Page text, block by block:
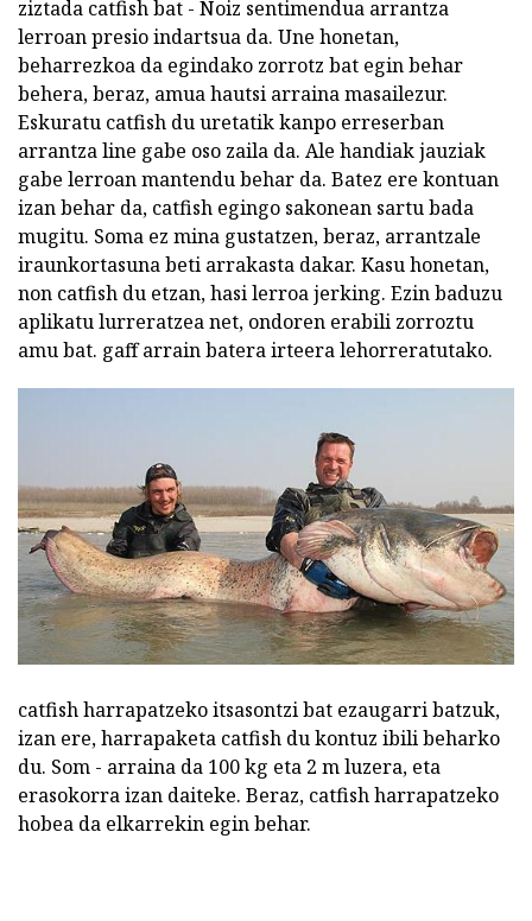
ziztada catfish bat - Noiz sentimendua arrantza
lerroan presio indartsua da. Une honetan,
beharrezkoa da egindako zorrotz bat egin behar
behera, beraz, amua hautsi arraina masailezur.
Eskuratu catfish du uretatik kanpo erreserban
arrantza line gabe oso zaila da. Ale handiak jauziak
gabe lerroan mantendu behar da. Batez ere kontuan
izan behar da, catfish egingo sakonean sartu bada
mugitu. Soma ez mina gustatzen, beraz, arrantzale
iraunkortasuna beti arrakasta dakar. Kasu honetan,
non catfish du etzan, hasi lerroa jerking. Ezin baduzu
aplikatu lurreratzea net, ondoren erabili zorroztu
amu bat. gaff arrain batera irteera lehorreratutako.
catfish harrapatzeko itsasontzi bat ezaugarri batzuk,
izan ere, harrapaketa catfish du kontuz ibili beharko
du. Som - arraina da 100 kg eta 2 m luzera, eta
erasokorra izan daiteke. Beraz, catfish harrapatzeko
hobea da elkarrekin egin behar.